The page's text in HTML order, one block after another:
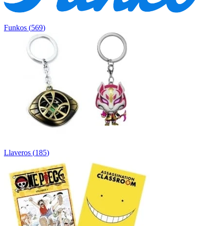
Funkos (569)
Llaveros (185)